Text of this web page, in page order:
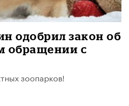
одобрил закон об
обращении с
зоопарков!